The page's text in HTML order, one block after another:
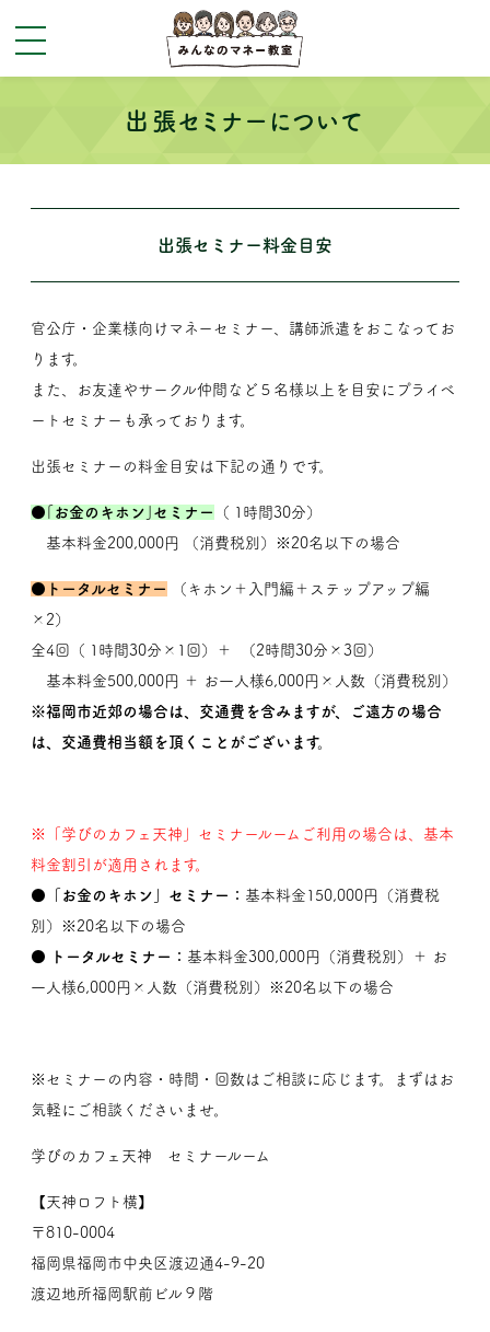
toggle
出張セミナーについて
出張セミナー料金目安
官公庁・企業様向けマネーセミナー、講師派遣をおこなってお
ります。
また、お友達やサークル仲間など５名様以上を目安にプライベ
ートセミナーも承っております。
出張セミナーの料金目安は下記の通りです。
●｢お金のキホン｣セミナー
（ 1時間30分）
基本料金200,000円 （消費税別）※20名以下の場合
●トータルセミナー
（キホン＋入門編＋ステップアップ編
×2）
全4回（ 1時間30分×1回）＋ （2時間30分×3回）
基本料金500,000円 ＋ お一人様6,000円×人数（消費税別）
※福岡市近郊の場合は、交通費を含みますが、ご遠方の場合
は、交通費相当額を頂くことがございます。
※「学びのカフェ天神」セミナールームご利用の場合は、基本
料金割引が適用されます。
●「お金のキホン」セミナー： 基本料金150,000円 （消費税
別）※20名以下の場合
● トータルセミナー： 基本料金300,000円 （消費税別）＋ お
一人様6,000円×人数（消費税別）※20名以下の場合
※セミナーの内容・時間・回数はご相談に応じます。まずはお
気軽にご相談くださいませ。
学びのカフェ天神 セミナールーム
【天神ロフト横】
〒810-0004
福岡県福岡市中央区渡辺通4-9-20
渡辺地所福岡駅前ビル９階